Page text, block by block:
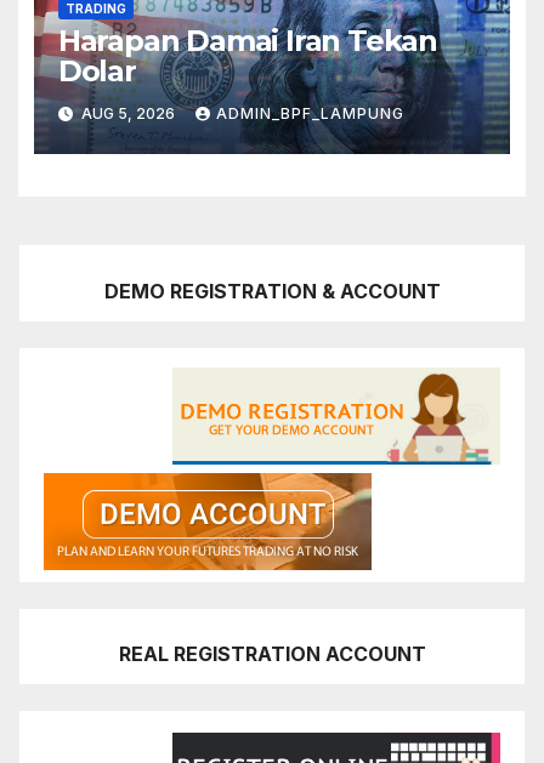
TRADING
Harapan Damai Iran Tekan
Dolar
AUG 5, 2026 ADMIN_BPF_LAMPUNG
DEMO REGISTRATION & ACCOUNT
REAL REGISTRATION ACCOUNT